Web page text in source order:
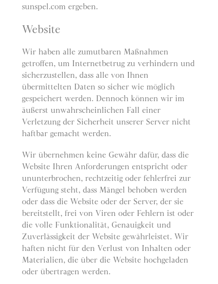
sunspel.com ergeben.
Website
Wir haben alle zumutbaren Maßnahmen
getroffen, um Internetbetrug zu verhindern und
sicherzustellen, dass alle von Ihnen
übermittelten Daten so sicher wie möglich
gespeichert werden. Dennoch können wir im
äußerst unwahrscheinlichen Fall einer
Verletzung der Sicherheit unserer Server nicht
haftbar gemacht werden.
Wir übernehmen keine Gewähr dafür, dass die
Website Ihren Anforderungen entspricht oder
ununterbrochen, rechtzeitig oder fehlerfrei zur
Verfügung steht, dass Mängel behoben werden
oder dass die Website oder der Server, der sie
bereitstellt, frei von Viren oder Fehlern ist oder
die volle Funktionalität, Genauigkeit und
Zuverlässigkeit der Website gewährleistet. Wir
haften nicht für den Verlust von Inhalten oder
Materialien, die über die Website hochgeladen
oder übertragen werden.